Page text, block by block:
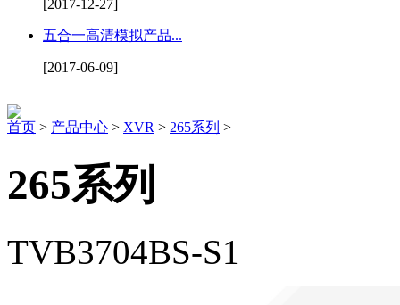
[2017-12-27]
五合一高清模拟产品...
[2017-06-09]
首页 > 产品中心 > XVR > 265系列 >
265系列
TVB3704BS-S1